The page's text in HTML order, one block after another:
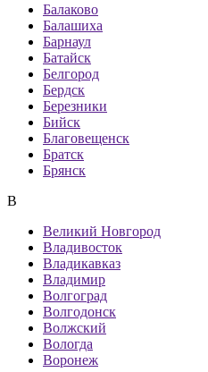
Балаково
Балашиха
Барнаул
Батайск
Белгород
Бердск
Березники
Бийск
Благовещенск
Братск
Брянск
В
Великий Новгород
Владивосток
Владикавказ
Владимир
Волгоград
Волгодонск
Волжский
Вологда
Воронеж